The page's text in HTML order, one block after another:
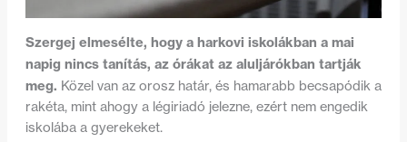
Szergej elmesélte, hogy a harkovi iskolákban a mai
napig nincs tanítás, az órákat az aluljárókban tartják
meg. Közel van az orosz határ, és hamarabb becsapódik a
rakéta, mint ahogy a légiriadó jelezne, ezért nem engedik
iskolába a gyerekeket.